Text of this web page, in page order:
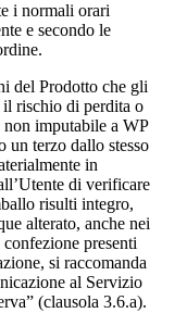
i normali orari
e secondo le
del Prodotto che gli
il rischio di perdita o
non imputabile a WP
un terzo dallo stesso
in
di verificare
risulti integro,
alterato, anche nei
presenti
si raccomanda
al Servizio
(clausola 3.6.a).